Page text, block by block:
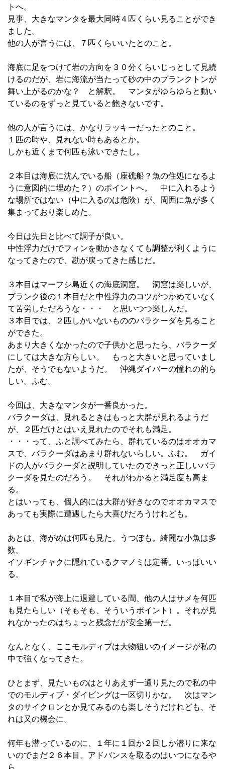
トへ。
見事、大きなマンタを最大同時４匹くらい見ることができ
ました。
他の人が言うには、７匹くらいいたとのこと。
海底に足をつけて岩の方向を３０分くらいじっとして見続
けるのだが、岩に海流が当たって砂の中のプランクトンが
舞い上がるのかな？ と解釈。 マンタがゆらゆらと動い
ているのをずっと見ていると飽きないです。
他の人が言うには、かなりラッキーだったとのこと。
１匹の時や、見れない時もあるとか。
しかも近くまで何匹も泳いできたし。
２本目は海底に沈んでいる船（座礁船？魚の住処になるよ
うに意図的に埋めた？）のポイントへ。 中に入れるよう
な場所ではない（中に入るのは危険）が、周囲に魚が多く
集まっており楽しめた。
今日は先日と比べて調子が良い。
中性浮力だけでフィンを動かさなくても調整が利くように
なってきたので、勘が戻ってきた感じだ。
３本目はマーフシ島近くの海底洞窟。 洞窟は楽しいが、
ブランク後の１本目だと中性浮力のコツがつかめていなく
て苦労しただろうな・・・ と思いつつ楽しんだ。
３本目では、２匹しかいないもののバラクーダを見ること
ができた。
あまり大きくなかったので子供かと思ったら、バラクーダ
にしては大きな方らしい。 もっと大きいと思っていまし
たが、そうでもないようだ。 沖縄ダイバーの憧れの的ら
しい。ふむ。
今回は、大きなマンタが一番良かった。
バラクーダは、見れるときはもっと大群が見れるようだ
が、２匹だけとはいえ見れたのでそれも満足。
・・・って、ふと調べてみたら、群れているのはオオカマ
スで、バラクーダはあまり群れないらしい。ふむ。 ガイ
ドの人がバラクーダと説明していたのできっと正しいバラ
クーダを見たのだろう。 それがわかると満足度も高ま
る。
とはいっても、個人的には大群が好きなのでオオカマスで
あっても実際に遭遇したら大喜びだろうけれども。
あとは、海がめは何匹も見た。うつぼも。綺麗な小魚は多
数。
イソギンチャクに隠れているクマノミは定番。いっぱいい
る。
１本目で私が海上に退避している間、他の人はサメを何匹
も見たらしい（そもそも、そういうポイント）。それが見
れなかったのはちょっと残念だが安全第一だ。
なんとなく、ここモルディブは大物狙いのイメージが私の
中で強くなってきた。
ひとまず、見たいものはとりあえず一通り見たので私の中
でのモルディブ・ダイビングは一区切りかな。 次はマン
タのサイクロンとか見てみるのも楽しそうだけれども、そ
れは又の機会に。
何年も潜っているのに、１年に１回か２回しか潜りに来な
いのでまだ２６本目。アドバンスを取るのはいつになるや
ら。